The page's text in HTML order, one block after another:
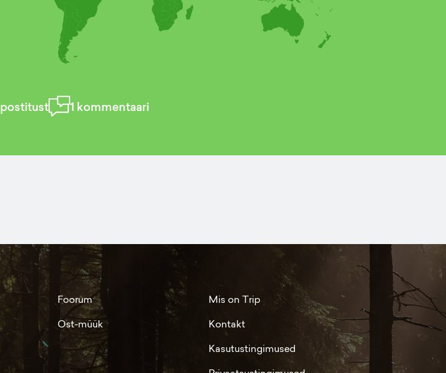
postitust 1 kommentaari
Foorum
Ost-müük
Mis on Trip
Kontakt
Kasutustingimused